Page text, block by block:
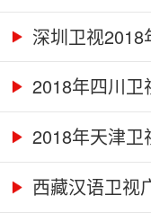
深圳卫视2018
2018年四川卫
2018年天津卫
西藏汉语卫视